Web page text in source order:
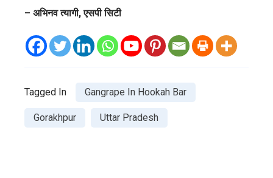
– अभिनव त्यागी, एसपी सिटी
Tagged In Gangrape In Hookah Bar
Gorakhpur Uttar Pradesh